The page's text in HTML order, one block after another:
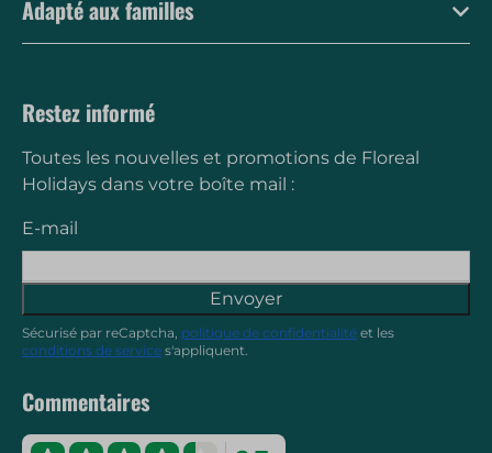
Adapté aux familles
Restez informé
Toutes les nouvelles et promotions de Floreal
Holidays dans votre boîte mail :
E-mail
Envoyer
Sécurisé par reCaptcha, politique de confidentialité et les
conditions de service s'appliquent.
Commentaires